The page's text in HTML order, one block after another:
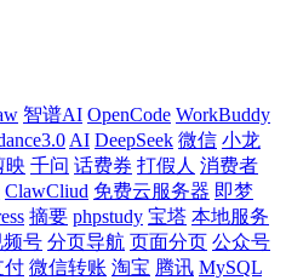
智谱AI OpenCode WorkBuddy
AI DeepSeek 微信 小龙
映 千问 话费券 打假人 消费者
ClawCliud 免费云服务器 即梦
摘要 phpstudy 宝塔 本地服务
频号 分页导航 页面分页 公众号
付 微信转账 淘宝 腾讯 MySQL